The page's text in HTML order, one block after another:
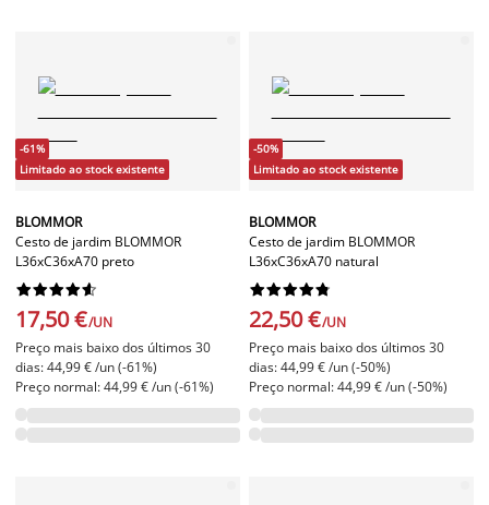
-61%
Limitado ao stock existente
BLOMMOR
Cesto de jardim BLOMMOR
L36xC36xA70 preto






17,50 €/UN
Preço mais baixo dos últimos 30
dias: 44,99 € /un (-61%)
Preço normal: 44,99 € /un (-61%)
-50%
Limitado ao stock existente
BLOMMOR
Cesto de jardim BLOMMOR
L36xC36xA70 natural






22,50 €/UN
Preço mais baixo dos últimos 30
dias: 44,99 € /un (-50%)
Preço normal: 44,99 € /un (-50%)